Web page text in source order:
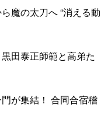
魔の太刀へ “消える動
田泰正師範と高弟た
が集結！ 合同合宿稽